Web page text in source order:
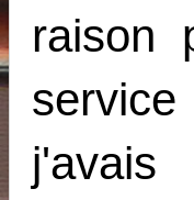
raison
j'avais